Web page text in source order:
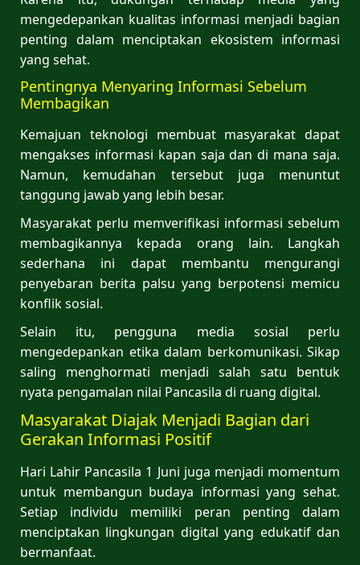
mengedepankan kualitas informasi menjadi bagian
penting dalam menciptakan ekosistem informasi
yang sehat.
Pentingnya Menyaring Informasi Sebelum
Membagikan
Kemajuan teknologi membuat masyarakat dapat
mengakses informasi kapan saja dan di mana saja.
Namun, kemudahan tersebut juga menuntut
tanggung jawab yang lebih besar.
Masyarakat perlu memverifikasi informasi sebelum
membagikannya kepada orang lain. Langkah
sederhana ini dapat membantu mengurangi
penyebaran berita palsu yang berpotensi memicu
konflik sosial.
Selain itu, pengguna media sosial perlu
mengedepankan etika dalam berkomunikasi. Sikap
saling menghormati menjadi salah satu bentuk
nyata pengamalan nilai Pancasila di ruang digital.
Masyarakat Diajak Menjadi Bagian dari
Gerakan Informasi Positif
Hari Lahir Pancasila 1 Juni juga menjadi momentum
untuk membangun budaya informasi yang sehat.
Setiap individu memiliki peran penting dalam
menciptakan lingkungan digital yang edukatif dan
bermanfaat.